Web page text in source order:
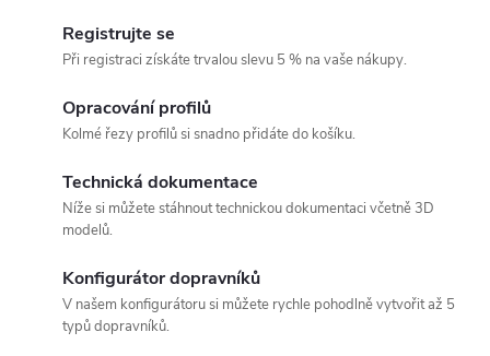
Registrujte se
Při registraci získáte trvalou slevu 5 % na vaše nákupy.
Opracování profilů
Kolmé řezy profilů si snadno přidáte do košíku.
Technická dokumentace
Níže si můžete stáhnout technickou dokumentaci včetně 3D
modelů.
Konfigurátor dopravníků
V našem konfigurátoru si můžete rychle pohodlně vytvořit až 5
typů dopravníků.